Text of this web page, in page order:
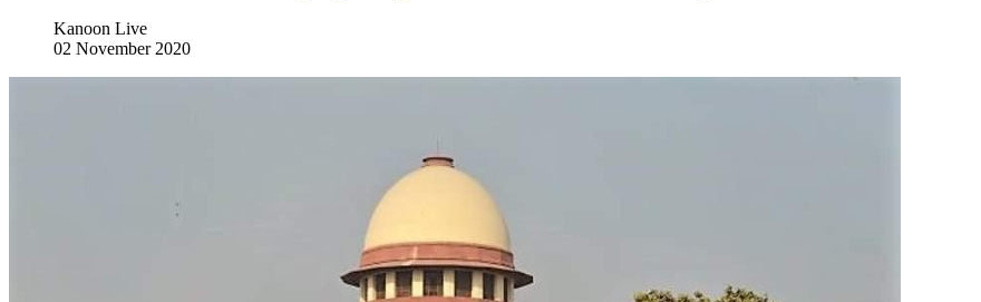
Kanoon Live
02 November 2020